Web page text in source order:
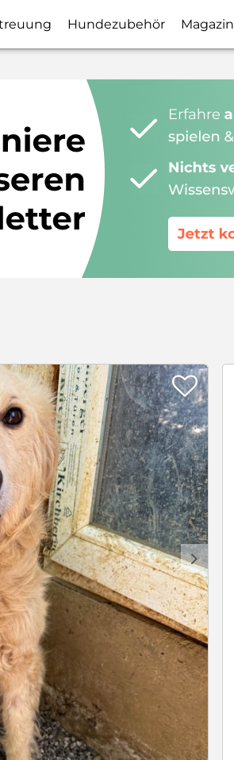
Hundezubehör Magazin

d